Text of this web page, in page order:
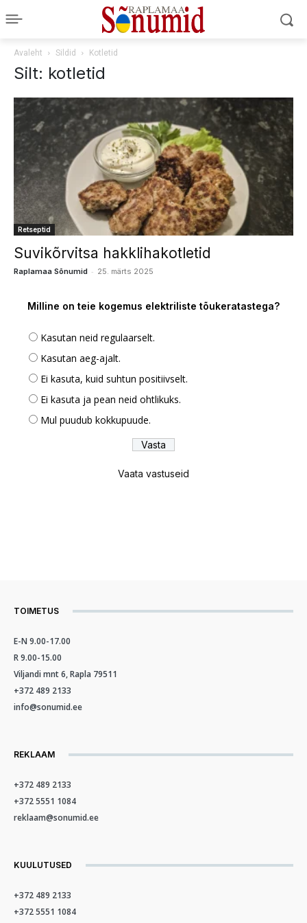
Avaleht Sildid Kotletid
Silt: kotletid
Retseptid
Suvikõrvitsa hakklihakotletid
Raplamaa Sõnumid - 25. märts 2025
Milline on teie kogemus elektriliste tõukeratastega?
Kasutan neid regulaarselt.
Kasutan aeg-ajalt.
Ei kasuta, kuid suhtun positiivselt.
Ei kasuta ja pean neid ohtlikuks.
Mul puudub kokkupuude.
Vaata vastuseid
TOIMETUS
E-N 9.00-17.00
R 9.00-15.00
Viljandi mnt 6, Rapla 79511
+372 489 2133
info@sonumid.ee
REKLAAM
+372 489 2133
+372 5551 1084
reklaam@sonumid.ee
KUULUTUSED
+372 489 2133
+372 5551 1084